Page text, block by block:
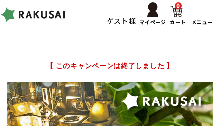
ゲスト様 マイページ カート
0
メニュー
【 このキャンペーンは終了しました 】